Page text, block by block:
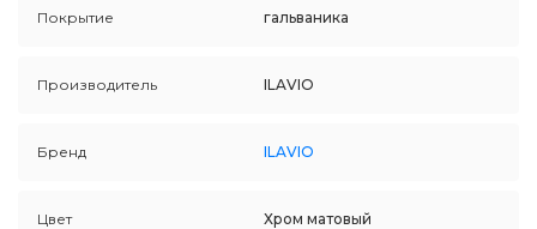
Покрытие гальваника
Производитель ILAVIO
Бренд ILAVIO
Цвет Хром матовый